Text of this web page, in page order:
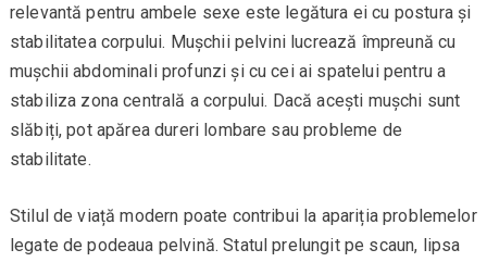
relevantă pentru ambele sexe este legătura ei cu postura și
stabilitatea corpului. Mușchii pelvini lucrează împreună cu
mușchii abdominali profunzi și cu cei ai spatelui pentru a
stabiliza zona centrală a corpului. Dacă acești mușchi sunt
slăbiți, pot apărea dureri lombare sau probleme de
stabilitate.
Stilul de viață modern poate contribui la apariția problemelor
legate de podeaua pelvină. Statul prelungit pe scaun, lipsa